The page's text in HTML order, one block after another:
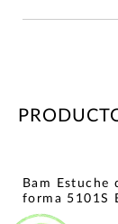
Bam Estuche
forma 5101S